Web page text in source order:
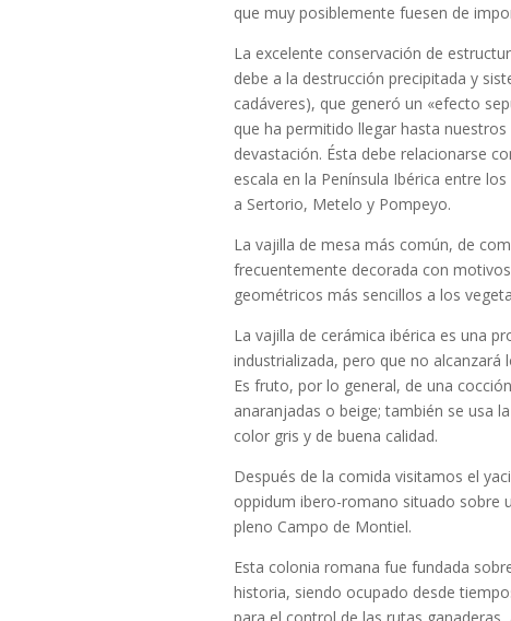
que muy posiblemente fuesen de
La excelente conservación de
debe a la destrucción precipitada y
cadáveres), que generó un «efecto
que ha permitido llegar hasta
devastación. Ésta debe relacionarse
escala en la Península Ibérica entre
a Sertorio, Metelo y Pompeyo.
La vajilla de mesa más común, de
frecuentemente decorada con
geométricos más sencillos a los
La vajilla de cerámica ibérica es una
industrializada, pero que no
Es fruto, por lo general, de una
anaranjadas o beige; también se usa
color gris y de buena calidad.
Después de la comida visitamos el
oppidum ibero-romano situado sobre
pleno Campo de Montiel.
Esta colonia romana fue fundada
historia, siendo ocupado desde